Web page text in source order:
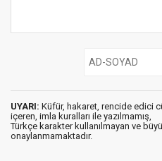
UYARI: Küfür, hakaret, rencide edici
içeren, imla kuralları ile yazılmamış,
Türkçe karakter kullanılmayan ve
onaylanmamaktadır.